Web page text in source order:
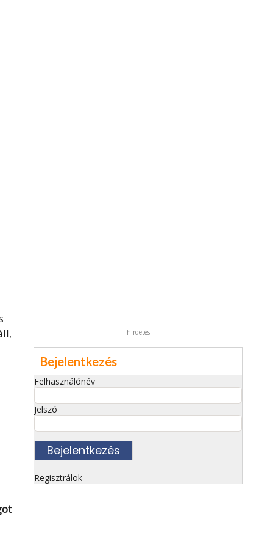
hirdetés
Bejelentkezés
Felhasználónév
Jelszó
Regisztrálok